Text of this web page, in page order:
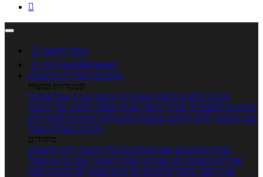

 כניסה לחשבון

מנוי FoodsDictionary
מתכונים קטגוריות מתכונים
קטגוריות נפוצות
מתכוני סלטים מתכוני פשטידות מתכוני עוגות אוכל צמחוני
מתכונים לטבעוניים אפייה מוקפץ עוגיות פסטה מתכוני עוף מתכוני
בשר מתכוני ילדים מרקים מתכונים ללא גלוטן מתכונים לסוכרתיים
טרנדים בעולם האוכל
מיוחדים
מנתח המתכונים ספר המתכונים שלי מתכוני וידאו מתכונים
עשירים מתכונים לפי מצרכים אוכל דיאטטי אוכל בריא מאכלי
עדות ספרי בישול מתכונים לפי חגים ועונות לפי שיטות הכנה